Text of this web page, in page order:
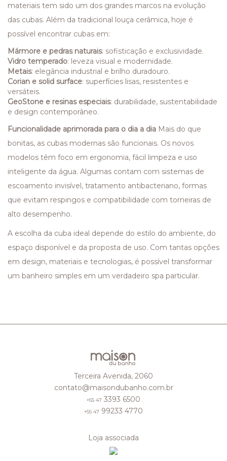
materiais tem sido um dos grandes marcos na evolução
das cubas. Além da tradicional louça cerâmica, hoje é
possível encontrar cubas em:
Mármore e pedras naturais: sofisticação e exclusividade.
Vidro temperado: leveza visual e modernidade.
Metais: elegância industrial e brilho duradouro.
Corian e solid surface: superfícies lisas, resistentes e
versáteis.
GeoStone e resinas especiais: durabilidade, sustentabilidade
e design contemporâneo.
Funcionalidade aprimorada para o dia a dia Mais do que
bonitas, as cubas modernas são funcionais. Os novos
modelos têm foco em ergonomia, fácil limpeza e uso
inteligente da água. Algumas contam com sistemas de
escoamento invisível, tratamento antibacteriano, formas
que evitam respingos e compatibilidade com torneiras de
alto desempenho.
A escolha da cuba ideal depende do estilo do ambiente, do
espaço disponível e da proposta de uso. Com tantas opções
em design, materiais e tecnologias, é possível transformar
um banheiro simples em um verdadeiro spa particular.
Terceira Avenida, 2060
contato@maisondubanho.com.br
+55 47 3393 6500
+55 47 99233 4770
Loja associada